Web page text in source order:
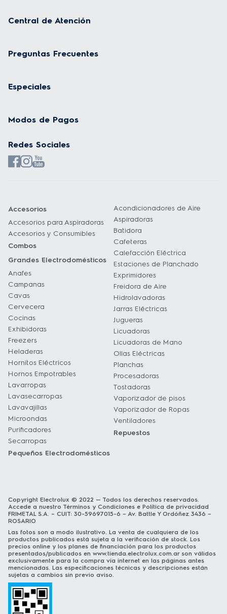
Central de Atención
Preguntas Frecuentes
Especiales
Modos de Pagos
Redes Sociales
Accesorios
Accesorios para Aspiradoras
Accesorios y Consumibles
Combos
Grandes Electrodomésticos
Anafes
Campanas
Cavas
Cervecera
Cocinas
Exhibidoras
Freezers
Heladeras
Hornitos Eléctricos
Hornos Empotrables
Lavarropas
Lavasecarropas
Lavavajillas
Microondas
Purificadores
Secarropas
Pequeños Electrodomésticos
Acondicionadores de Aire
Aspiradoras
Batidora
Cafeteras
Calefacción Eléctrica
Estaciones de Planchado
Exprimidores
Freidora de Aire
Hidrolavadoras
Jarras Eléctricas
Jugueras
Licuadoras
Licuadoras de Mano
Ollas Eléctricas
Planchas
Procesadoras
Tostadoras
Vaporizador de pisos
Vaporizador de Ropas
Ventiladores
Repuestos
Copyright Electrolux © 2022 — Todos los derechos reservados.
Accede a nuestro Términos y Condiciones e Política de privacidad
FRIMETAL S.A. – CUIT: 30-59697015-6 – Av. Battle Y Ordóñez 3436 –
ROSARIO
Las fotos son a modo ilustrativo. La venta de cualquiera de los
productos publicados está sujeta a la verificación de stock. Los
precios online y los planes de financiación para los productos
presentados/publicados en www.tienda.electrolux.com.arson válidos
exclusivamente para la compra vía internet en las páginas antes
mencionadas. Las especificaciones técnicas y descripciones están
sujetas a cambios sin previo aviso.